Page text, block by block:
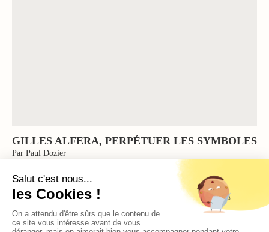
GILLES ALFERA, PERPÉTUER LES SYMBOLES
Par Paul Dozier